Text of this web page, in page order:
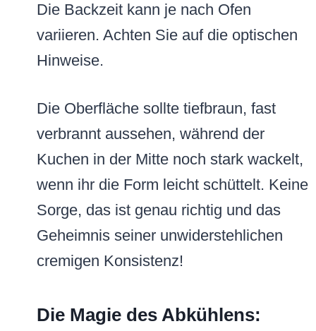
Die Backzeit kann je nach Ofen
variieren. Achten Sie auf die optischen
Hinweise.
Die Oberfläche sollte tiefbraun, fast
verbrannt aussehen, während der
Kuchen in der Mitte noch stark wackelt,
wenn ihr die Form leicht schüttelt. Keine
Sorge, das ist genau richtig und das
Geheimnis seiner unwiderstehlichen
cremigen Konsistenz!
Die Magie des Abkühlens: